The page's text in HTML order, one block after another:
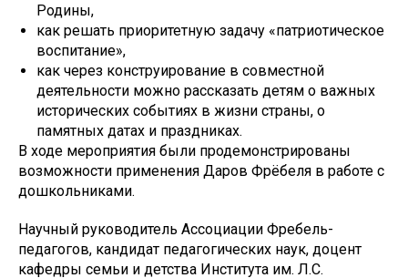
Родины,
как решать приоритетную задачу «патриотическое
воспитание»,
как через конструирование в совместной
деятельности можно рассказать детям о важных
исторических событиях в жизни страны, о
памятных датах и праздниках.
В ходе мероприятия были продемонстрированы
возможности применения Даров Фрёбеля в работе с
дошкольниками.
Научный руководитель Ассоциации Фребель-
педагогов, кандидат педагогических наук, доцент
кафедры семьи и детства Института им. Л.С.